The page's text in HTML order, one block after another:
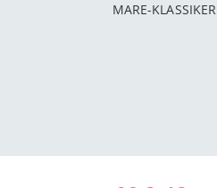
MARE-KLASSIKER